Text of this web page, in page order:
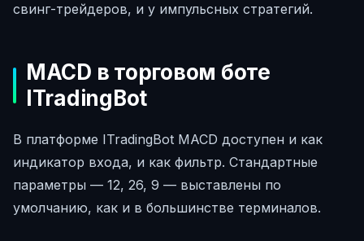
свинг-трейдеров, и у импульсных стратегий.
MACD в торговом боте
ITradingBot
В платформе ITradingBot MACD доступен и как
индикатор входа, и как фильтр. Стандартные
параметры — 12, 26, 9 — выставлены по
умолчанию, как и в большинстве терминалов.